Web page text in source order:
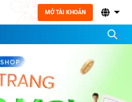
MỞ TÀI KHOẢN